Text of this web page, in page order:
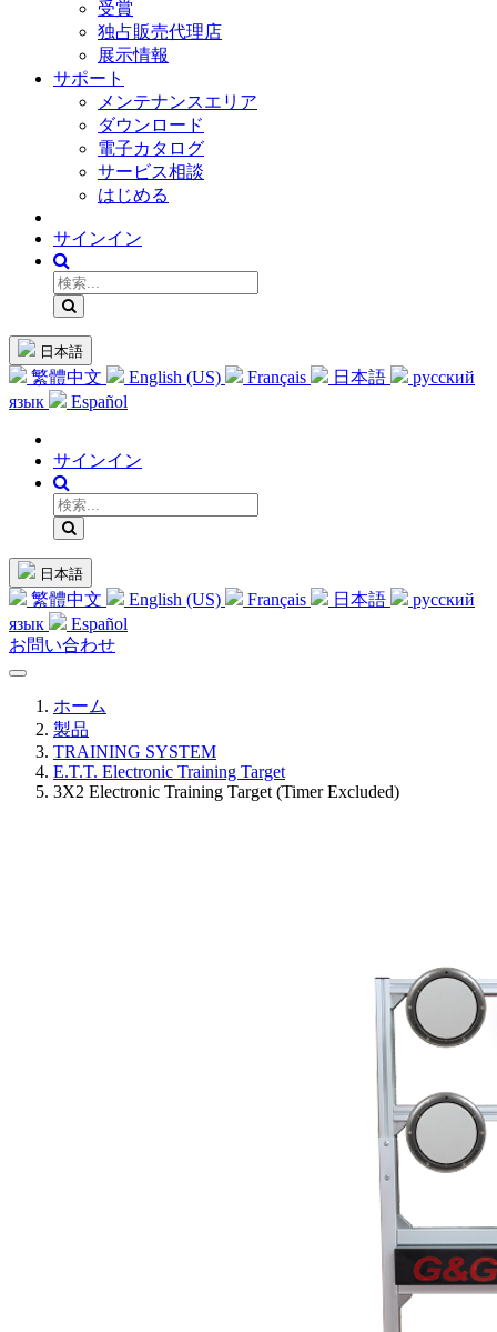
受賞
独占販売代理店
展示情報
サポート
メンテナンスエリア
ダウンロード
電子カタログ
サービス相談
はじめる
サインイン
日本語
繁體中文 English (US) Français 日本語
русский
язык
Español
サインイン
日本語
繁體中文 English (US) Français 日本語
русский
язык
Español
お問い合わせ
ホーム
製品
TRAINING SYSTEM
E.T.T. Electronic Training Target
3X2 Electronic Training Target (Timer Excluded)